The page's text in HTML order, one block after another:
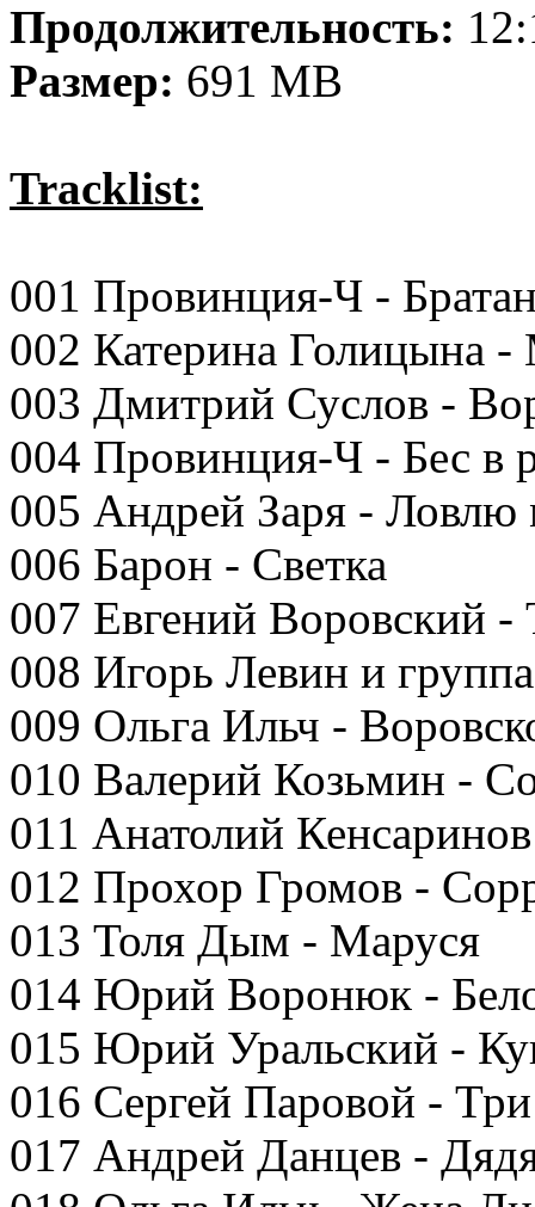
Продолжительность:
Размер: 691 MB
Tracklist:
001 Провинция-Ч -
002 Катерина Голицына
003 Дмитрий Суслов -
004 Провинция-Ч - Бес в
005 Андрей Заря - Ловлю
006 Барон - Светка
007 Евгений Воровский -
008 Игорь Левин и
009 Ольга Ильч -
010 Валерий Козьмин -
011 Анатолий
012 Прохор Громов -
013 Толя Дым - Маруся
014 Юрий Воронюк -
015 Юрий Уральский -
016 Сергей Паровой -
017 Андрей Данцев -